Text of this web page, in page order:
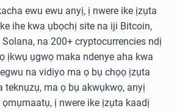
ewu ewu anyị, ị nwere ike ịzụta
ihe kwa ụbọchị site na iji Bitcoin,
Solana, na 200+ cryptocurrencies ndị
ịkwụ ụgwọ maka ndenye aha kwa
na vidiyo ma ọ bụ chọọ ịzụta
teknụzụ, ma ọ bụ akwụkwọ, anyị
ị nwere ike ịzụta kaadị